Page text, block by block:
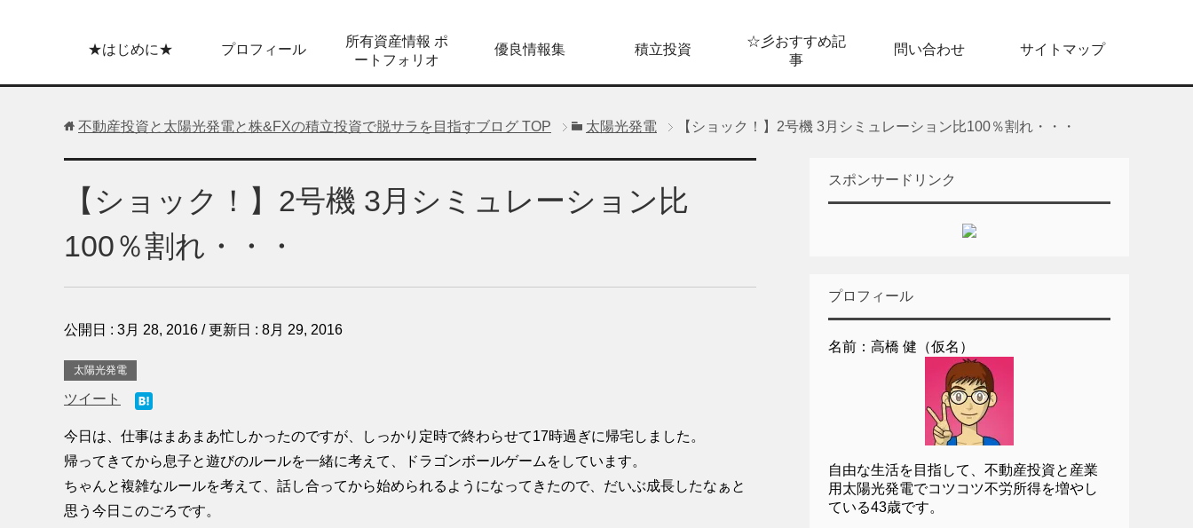
★はじめに★ プロフィール
所有資産情報 ポ
ートフォリオ
優良情報集 積立投資
☆彡おすすめ記
事
問い合わせ サイトマップ
不動産投資と太陽光発電と株&FXの積立投資で脱サラを目指すブログ TOP 太陽光発電 【ショック！】2号機 3月シミュレーション比100％割れ・・・
【ショック！】2号機 3月シミュレーション比
100％割れ・・・
公開日 : 3月 28, 2016 / 更新日 : 8月 29, 2016
太陽光発電
ツイート
今日は、仕事はまあまあ忙しかったのですが、しっかり定時で終わらせて17時過ぎに帰宅しました。
帰ってきてから息子と遊びのルールを一緒に考えて、ドラゴンボールゲームをしています。
ちゃんと複雑なルールを考えて、話し合ってから始められるようになってきたので、だいぶ成長したなぁと
思う今日このごろです。
スポンサードリンク
プロフィール
名前：高橋 健（仮名）
自由な生活を目指して、不動産投資と産業
用太陽光発電でコツコツ不労所得を増やし
ている43歳です。